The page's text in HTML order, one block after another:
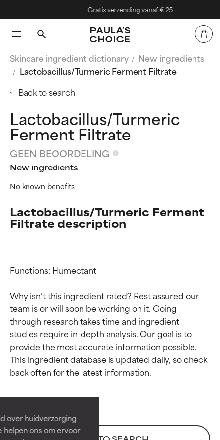
over huidverzorging
helpen ons om ervoor
Gratis verzending vanaf € 25
Skincare ingredient dictionary
New ingredients
Lactobacillus/Turmeric Ferment Filtrate
Back to search
Lactobacillus/Turmeric
Ferment Filtrate
GEEN BEOORDELING
New ingredients
No known benefits
Lactobacillus/Turmeric Ferment
Filtrate description
Functions: Humectant
Why isn’t this ingredient rated? Rest assured our
team is or will soon be working on it. Going
through research takes time and ingredient
studies require in-depth analysis. Our goal is to
provide the most accurate information possible.
This ingredient database is updated daily, so check
Beoordelingen van
ingrediënten
Bewezen en ondersteund door
onafhankelijk onderzoek.
Beoordelingen van
ingrediënten
Bewezen en ondersteund door
onafhankelijk onderzoek.